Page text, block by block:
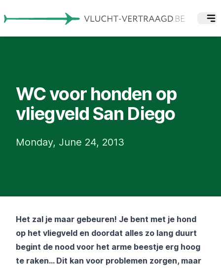
WC voor honden op
vliegveld San Diego
Monday, June 24, 2013
Het zal je maar gebeuren! Je bent met je hond
op het vliegveld en doordat alles zo lang duurt
begint de nood voor het arme beestje erg hoog
te raken... Dit kan voor problemen zorgen, maar